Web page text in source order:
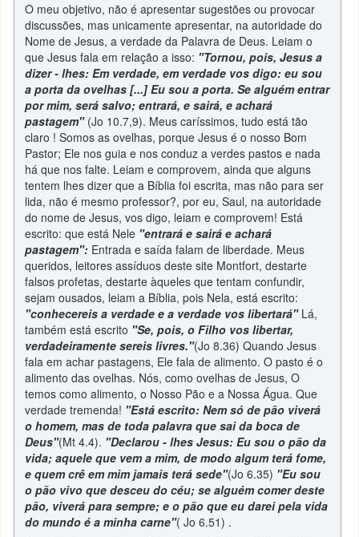
O meu objetivo, não é apresentar sugestões ou provocar
discussões, mas unicamente apresentar, na autoridade do
Nome de Jesus, a verdade da Palavra de Deus. Leiam o
que Jesus fala em relação a isso: "Tornou, pois, Jesus a
dizer - lhes: Em verdade, em verdade vos digo: eu sou
a porta da ovelhas [...] Eu sou a porta. Se alguém entrar
por mim, será salvo; entrará, e sairá, e achará
pastagem"(Jo 10.7,9). Meus caríssimos, tudo está tão
claro ! Somos as ovelhas, porque Jesus é o nosso Bom
Pastor; Ele nos guia e nos conduz a verdes pastos e nada
há que nos falte. Leiam e comprovem, ainda que alguns
tentem lhes dizer que a Bíblia foi escrita, mas não para ser
lida, não é mesmo professor?, por eu, Saul, na autoridade
do nome de Jesus, vos digo, leiam e comprovem! Está
escrito: que está Nele "entrará e sairá e achará
pastagem": Entrada e saída falam de liberdade. Meus
queridos, leitores assíduos deste site Montfort, destarte
falsos profetas, destarte àqueles que tentam confundir,
sejam ousados, leiam a Bíblia, pois Nela, está escrito:
"conhecereis a verdade e a verdade vos libertará"Lá,
também está escrito "Se, pois, o Filho vos libertar,
verdadeiramente sereis livres."(Jo 8.36) Quando Jesus
fala em achar pastagens, Ele fala de alimento. O pasto é o
alimento das ovelhas. Nós, como ovelhas de Jesus, O
temos como alimento, o Nosso Pão e a Nossa Água. Que
verdade tremenda! "Está escrito: Nem só de pão viverá
o homem, mas de toda palavra que sai da boca de
Deus"(Mt 4.4). "Declarou - lhes Jesus: Eu sou o pão da
vida; aquele que vem a mim, de modo algum terá fome,
e quem crê em mim jamais terá sede"(Jo 6.35) "Eu sou
o pão vivo que desceu do céu; se alguém comer deste
pão, viverá para sempre; e o pão que eu darei pela vida
do mundo é a minha carne"( Jo 6.51) .